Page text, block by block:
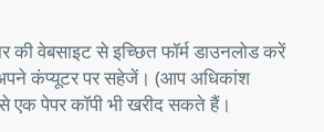
की वेबसाइट से इच्छित फॉर्म डाउनलोड करें
कंप्यूटर पर सहेजें। (आप अधिकांश
एक पेपर कॉपी भी खरीद सकते हैं।